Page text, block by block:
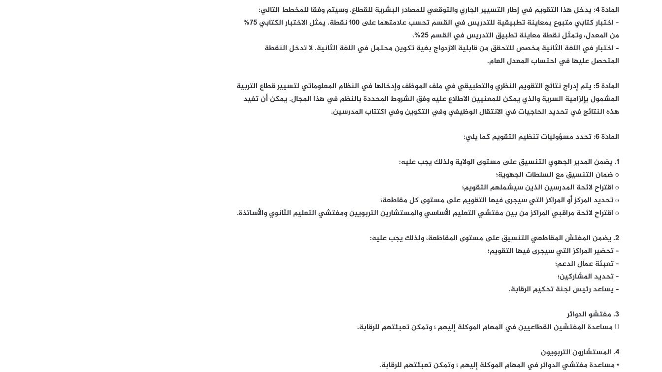
المادة 4: يدخل هذا التقويم في إطار التسيير الجاري والتوقعي للمصادر البشرية للقطاع. وسيتم وفقا للمخطط التالي:
– اختبار كتابي متبوع بمعاينة تطبيقية للتدريس في القسم تحسب علامتهما على 100 نقطة. يمثل الاختبار الكتابي 75%
من المعدل، وتمثل نقطة معاينة تطبيق التدريس في القسم 25%.
– اختبار في اللغة الثانية مخصص للتحقق من قابلية الازدواج بغية تكوين محتمل في اللغة الثانية. لا تدخل النقطة
المتحصل عليها في احتساب المعدل العام.
المادة 5: يتم إدراج نتائج التقويم النظري والتطبيقي في ملف الموظف وإدخالها في النظام المعلوماتي لتسيير قطاع التربية
المشمول بإلزامية السرية والذي يمكن للمعنيين الاطلاع عليه وفق الشروط المحددة بالنظم في هذا المجال. يمكن أن تفيد
هذه النتائج في تحديد الحاجيات في الانتقال الوظيفي وفي التكوين وفي اكتتاب المدرسين.
المادة 6: تحدد مسؤوليات تنظيم التقويم كما يلي:
1. يضمن المدير الجهوي التنسيق على مستوى الولاية ولذلك يجب عليه:
o ضمان التنسيق مع السلطات الجهوية؛
o اقتراح لائحة المدرسين الذين سيشملهم التقويم؛
o تحديد المركز أو المراكز التي سيجرى فيها التقويم على مستوى كل مقاطعة؛
o اقتراح لائحة مراقبي المراكز من بين مفتشي التعليم الأساسي والمستشارين التربويين ومفتشي التعليم الثانوي والأساتذة.
2. يضمن المفتش المقاطعي التنسيق على مستوى المقاطعة، ولذلك يجب عليه:
– تحضير المراكز التي سيجرى فيها التقويم؛
– تعبئة عمال الدعم؛
– تحديد المشاركين؛
– يساعد رئيس لجنة تحكيم الرقابة.
3. مفتشو الدوائر
 مساعدة المفتشين القطاعيين في المهام الموكلة إليهم ؛ وتمكن تعبئتهم للرقابة.
4. المستشارون التربويون
• مساعدة مفتشي الدوائر في المهام الموكلة إليهم ؛ وتمكن تعبئتهم للرقابة.